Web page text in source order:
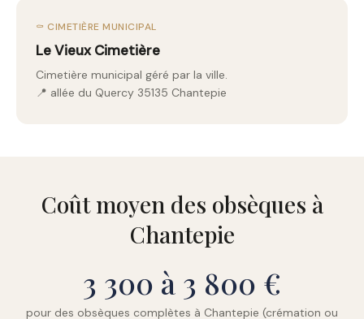
⚰️ CIMETIÈRE MUNICIPAL
Le Vieux Cimetière
Cimetière municipal géré par la ville.
📍 allée du Quercy 35135 Chantepie
Coût moyen des obsèques à
Chantepie
3 300 à 3 800 €
pour des obsèques complètes à Chantepie (crémation ou